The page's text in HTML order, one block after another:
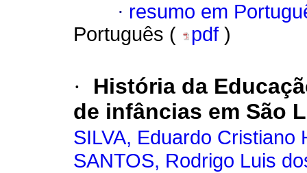
· resumo em
Português (
pdf )
·
História da
de infâncias em São
SILVA, Eduardo Cristiano
SANTOS, Rodrigo Luis